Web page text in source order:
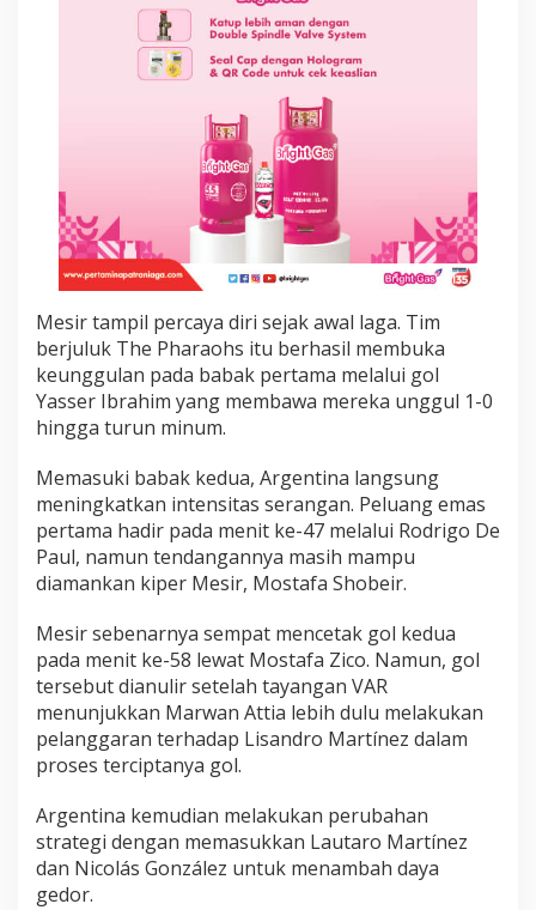
D
r
a
m
s
M
e
s
i
r
Mesir tampil percaya diri sejak awal laga. Tim
berjuluk The Pharaohs itu berhasil membuka
keunggulan pada babak pertama melalui gol
Yasser Ibrahim yang membawa mereka unggul 1-0
hingga turun minum.
Memasuki babak kedua, Argentina langsung
meningkatkan intensitas serangan. Peluang emas
pertama hadir pada menit ke-47 melalui Rodrigo De
Paul, namun tendangannya masih mampu
diamankan kiper Mesir, Mostafa Shobeir.
Mesir sebenarnya sempat mencetak gol kedua
pada menit ke-58 lewat Mostafa Zico. Namun, gol
tersebut dianulir setelah tayangan VAR
menunjukkan Marwan Attia lebih dulu melakukan
pelanggaran terhadap Lisandro Martínez dalam
proses terciptanya gol.
Argentina kemudian melakukan perubahan
strategi dengan memasukkan Lautaro Martínez
dan Nicolás González untuk menambah daya
gedor.